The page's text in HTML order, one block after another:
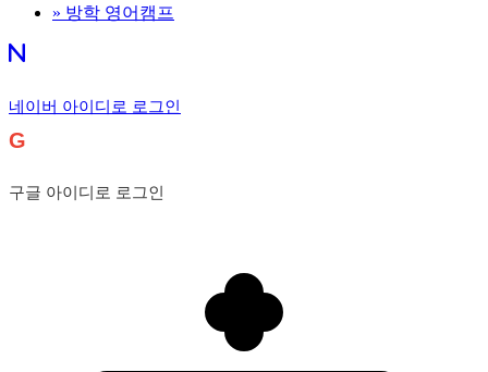
» 방학 영어캠프
네이버 아이디로 로그인
G
구글 아이디로 로그인